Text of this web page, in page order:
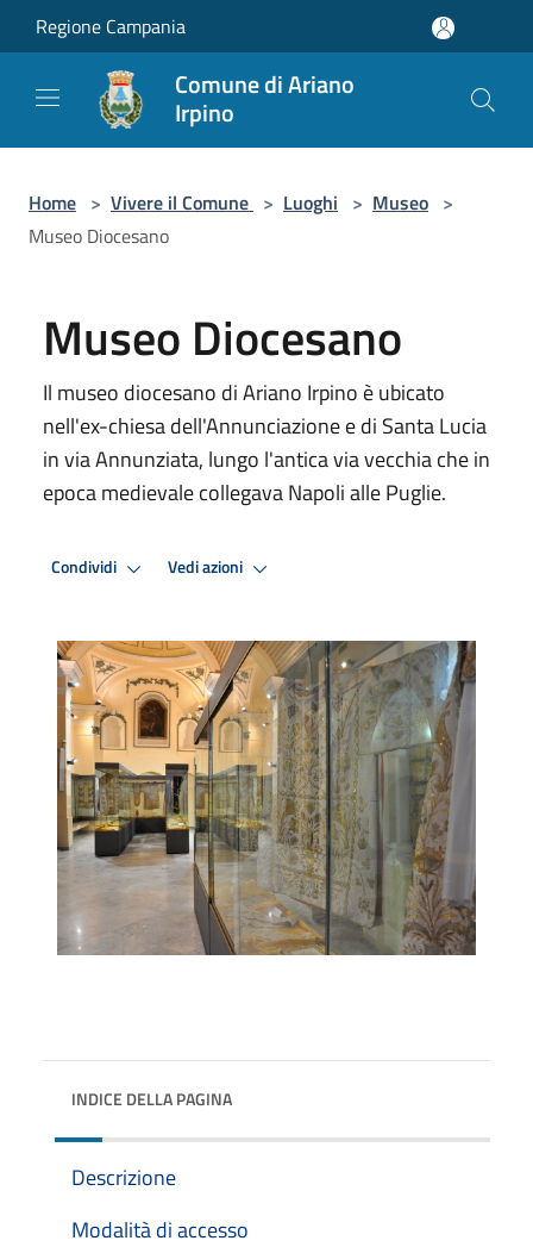
Salta al contenuto principale
Regione Campania
Comune di Ariano
Irpino
Home > Vivere il Comune > Luoghi > Museo >
Museo Diocesano
Museo Diocesano
Il museo diocesano di Ariano Irpino è ubicato
nell'ex-chiesa dell'Annunciazione e di Santa Lucia
in via Annunziata, lungo l'antica via vecchia che in
epoca medievale collegava Napoli alle Puglie.
Condividi Vedi azioni
INDICE DELLA PAGINA
Descrizione
Modalità di accesso